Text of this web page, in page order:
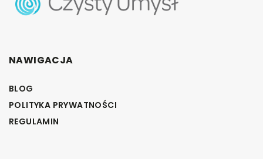
NAWIGACJA
BLOG
POLITYKA PRYWATNOŚCI
REGULAMIN